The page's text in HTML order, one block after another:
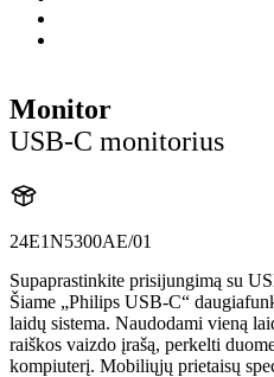
Monitor
USB-C monitorius
24E1N5300AE/01
Supaprastinkite prisijungimą su
Šiame „Philips USB-C“
laidų sistema. Naudodami vieną
raiškos vaizdo įrašą, perkelti
kompiuterį. Mobiliųjų prietaisų